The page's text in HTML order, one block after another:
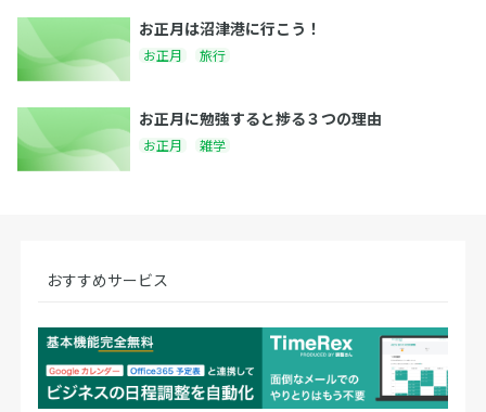
お正月は沼津港に行こう！
お正月 旅行
お正月に勉強すると捗る３つの理由
お正月 雑学
おすすめサービス